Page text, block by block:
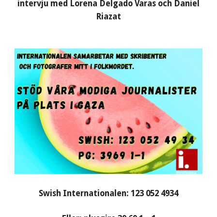
intervju med Lorena Delgado Varas och Daniel
Riazat
Swish Internationalen: 123 052 4934